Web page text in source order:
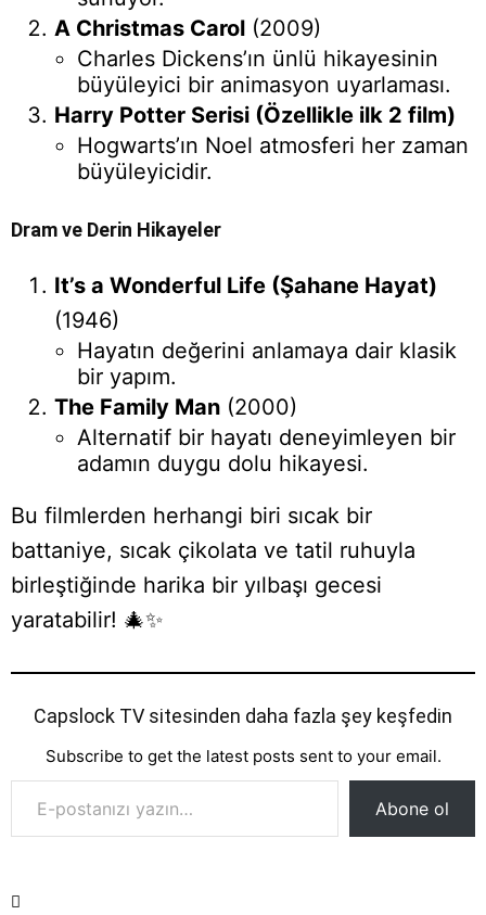
A Christmas Carol (2009)
Charles Dickens’ın ünlü hikayesinin
büyüleyici bir animasyon uyarlaması.
Harry Potter Serisi (Özellikle ilk 2 film)
Hogwarts’ın Noel atmosferi her zaman
büyüleyicidir.
Dram ve Derin Hikayeler
It’s a Wonderful Life (Şahane Hayat)
(1946)
Hayatın değerini anlamaya dair klasik
bir yapım.
The Family Man (2000)
Alternatif bir hayatı deneyimleyen bir
adamın duygu dolu hikayesi.
Bu filmlerden herhangi biri sıcak bir
battaniye, sıcak çikolata ve tatil ruhuyla
birleştiğinde harika bir yılbaşı gecesi
yaratabilir! 🎄✨
Capslock TV sitesinden daha fazla şey keşfedin
Subscribe to get the latest posts sent to your email.
E-postanızı yazın…
Abone ol